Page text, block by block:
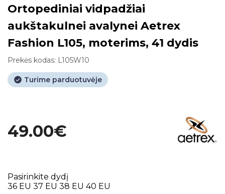
Ortopediniai vidpadžiai
aukštakulnei avalynei Aetrex
Fashion L105, moterims, 41 dydis
Prekės kodas: L105W10
Turime parduotuvėje
49.00€
Pasirinkite dydį
36 EU 37 EU 38 EU 40 EU